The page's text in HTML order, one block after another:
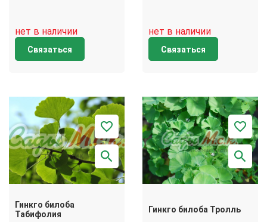
нет в наличии
Связаться
нет в наличии
Связаться
Гинкго билоба
Табифолия
Гинкго билоба Тролль